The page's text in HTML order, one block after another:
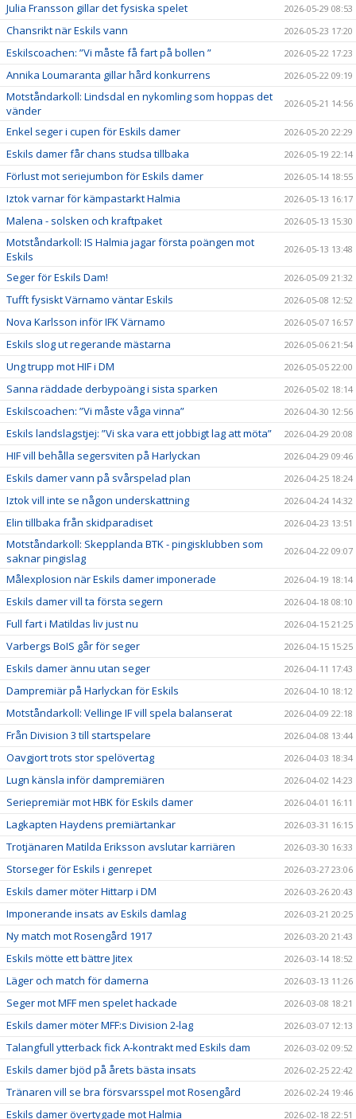
Julia Fransson gillar det fysiska spelet 2026-05-29 08:53
Chansrikt när Eskils vann 2026-05-23 17:20
Eskilscoachen: ”Vi måste få fart på bollen ” 2026-05-22 17:23
Annika Loumaranta gillar hård konkurrens 2026-05-22 09:19
Motståndarkoll: Lindsdal en nykomling som hoppas det
vänder
2026-05-21 14:56
Enkel seger i cupen för Eskils damer 2026-05-20 22:29
Eskils damer får chans studsa tillbaka 2026-05-19 22:14
Förlust mot seriejumbon för Eskils damer 2026-05-14 18:55
Iztok varnar för kämpastarkt Halmia 2026-05-13 16:17
Malena - solsken och kraftpaket 2026-05-13 15:30
Motståndarkoll: IS Halmia jagar första poängen mot
Eskils
2026-05-13 13:48
Seger för Eskils Dam! 2026-05-09 21:32
Tufft fysiskt Värnamo väntar Eskils 2026-05-08 12:52
Nova Karlsson inför IFK Värnamo 2026-05-07 16:57
Eskils slog ut regerande mästarna 2026-05-06 21:54
Ung trupp mot HIF i DM 2026-05-05 22:00
Sanna räddade derbypoäng i sista sparken 2026-05-02 18:14
Eskilscoachen: ”Vi måste våga vinna” 2026-04-30 12:56
Eskils landslagstjej: ”Vi ska vara ett jobbigt lag att möta” 2026-04-29 20:08
HIF vill behålla segersviten på Harlyckan 2026-04-29 09:46
Eskils damer vann på svårspelad plan 2026-04-25 18:24
Iztok vill inte se någon underskattning 2026-04-24 14:32
Elin tillbaka från skidparadiset 2026-04-23 13:51
Motståndarkoll: Skepplanda BTK - pingisklubben som
saknar pingislag
2026-04-22 09:07
Målexplosion när Eskils damer imponerade 2026-04-19 18:14
Eskils damer vill ta första segern 2026-04-18 08:10
Full fart i Matildas liv just nu 2026-04-15 21:25
Varbergs BoIS går för seger 2026-04-15 15:25
Eskils damer ännu utan seger 2026-04-11 17:43
Dampremiär på Harlyckan för Eskils 2026-04-10 18:12
Motståndarkoll: Vellinge IF vill spela balanserat 2026-04-09 22:18
Från Division 3 till startspelare 2026-04-08 13:44
Oavgjort trots stor spelövertag 2026-04-03 18:34
Lugn känsla inför dampremiären 2026-04-02 14:23
Seriepremiär mot HBK för Eskils damer 2026-04-01 16:11
Lagkapten Haydens premiärtankar 2026-03-31 16:15
Trotjänaren Matilda Eriksson avslutar karriären 2026-03-30 16:33
Storseger för Eskils i genrepet 2026-03-27 23:06
Eskils damer möter Hittarp i DM 2026-03-26 20:43
Imponerande insats av Eskils damlag 2026-03-21 20:25
Ny match mot Rosengård 1917 2026-03-20 21:43
Eskils mötte ett bättre Jitex 2026-03-14 18:52
Läger och match för damerna 2026-03-13 11:26
Seger mot MFF men spelet hackade 2026-03-08 18:21
Eskils damer möter MFF:s Division 2-lag 2026-03-07 12:13
Talangfull ytterback fick A-kontrakt med Eskils dam 2026-03-02 09:52
Eskils damer bjöd på årets bästa insats 2026-02-25 22:42
Tränaren vill se bra försvarsspel mot Rosengård 2026-02-24 19:46
Eskils damer övertygade mot Halmia 2026-02-18 22:51